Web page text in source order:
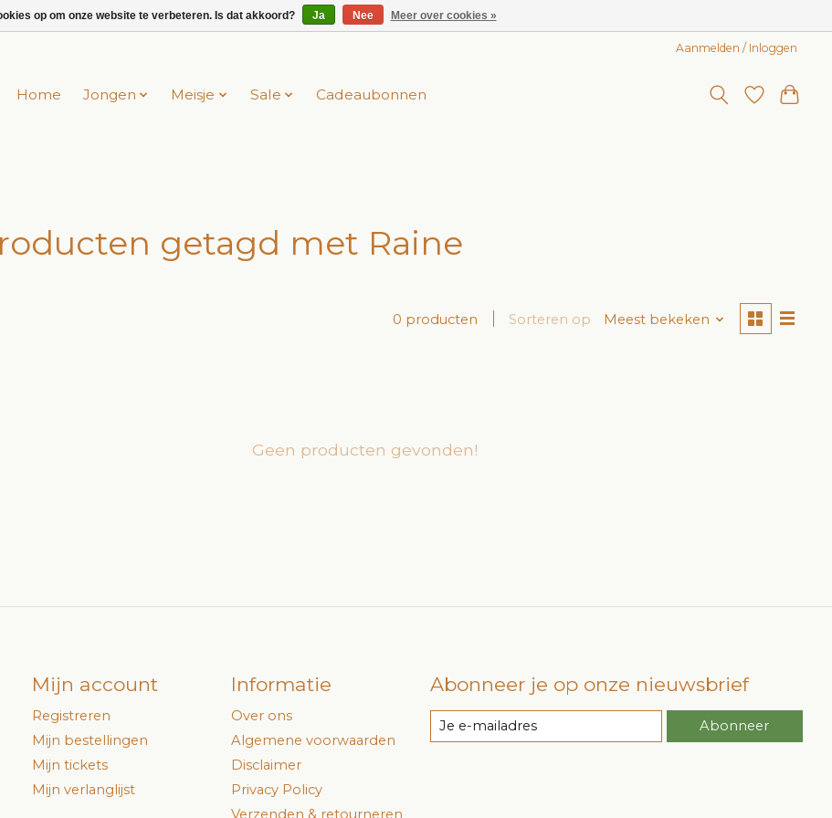
Aanmelden / Inloggen
Home Jongen Meisje Sale Cadeaubonnen
getagd met Raine
0 producten Sorteren op Meest bekeken
Geen producten gevonden!
Mijn account
Registreren
Mijn bestellingen
Mijn tickets
Mijn verlanglijst
Informatie
Over ons
Algemene voorwaarden
Disclaimer
Privacy Policy
Abonneer je op onze nieuwsbrief
Abonneer
op om onze website te verbeteren. Is dat akkoord? Ja Nee Meer over cookies »